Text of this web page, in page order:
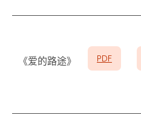
《爱的路途》 PDF